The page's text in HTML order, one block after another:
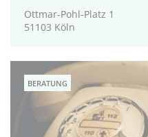
Ottmar-Pohl-Platz 1
51103 Köln
BERATUNG